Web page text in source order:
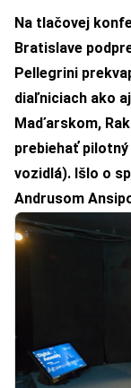
Na tlačovej
Bratislave
Pellegrini
diaľniciach ako
Maďarskom,
prebiehať
vozidlá). Išlo o
Andrusom